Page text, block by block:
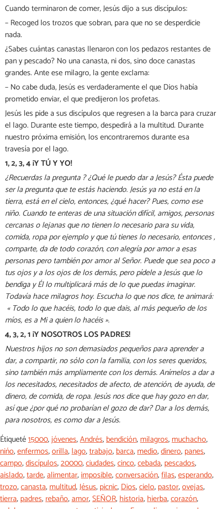
Cuando terminaron de comer, Jesús dijo a sus discípulos:
– Recoged los trozos que sobran, para que no se desperdicie
nada.
¿Sabes cuántas canastas llenaron con los pedazos restantes de
pan y pescado? No una canasta, ni dos, sino doce canastas
grandes. Ante ese milagro, la gente exclama:
– No cabe duda, Jesús es verdaderamente el que Dios había
prometido enviar, el que predijeron los profetas.
Jesús les pide a sus discípulos que regresen a la barca para cruzar
el lago. Durante este tiempo, despedirá a la multitud. Durante
nuestro próxima emisión, los encontraremos durante esa
travesía por el lago.
1, 2, 3, 4 ¡Y TÚ Y YO!
¿Recuerdas la pregunta ? ¿Qué le puedo dar a Jesús? Ésta puede
ser la pregunta que te estás haciendo. Jesús ya no está en la
tierra, está en el cielo, entonces, ¿qué hacer? Pues, como ese
niño. Cuando te enteras de una situación difícil, amigos, personas
cercanas o lejanas que no tienen lo necesario para su vida,
comida, ropa por ejemplo y que tú tienes lo necesario, entonces ,
comparte, da de todo corazón, con alegría por amor a esas
personas pero también por amor al Señor. Puede que sea poco a
tus ojos y a los ojos de los demás, pero pídele a Jesús que lo
bendiga y Él lo multiplicará más de lo que puedas imaginar.
Todavía hace milagros hoy. Escucha lo que nos dice, te animará:
« Todo lo que hacéis, todo lo que dais, al más pequeño de los
míos, es a Mi a quien lo hacéis ».
4, 3, 2, 1 ¡Y NOSOTROS LOS PADRES!
Nuestros hijos no son demasiados pequeños para aprender a
dar, a compartir, no sólo con la familia, con los seres queridos,
sino también más ampliamente con los demás. Anímelos a dar a
los necesitados, necesitados de afecto, de atención, de ayuda, de
dinero, de comida, de ropa. Jesús nos dice que hay gozo en dar,
así que ¿por qué no probarían el gozo de dar? Dar a los demás,
para nosotros, es como dar a Jesús.
Étiqueté15000,jóvenes,Andrés,bendición,milagros,muchacho,
nińo,enfermos,orilla,lago,trabajo,barca,medio,dinero,panes,
campo,discípulos,20000,ciudades,cinco,cebada,pescados,
aislado,tarde,alimentar,imposible,conversación,filas,esperando,
trozo,canasta,multitud,Jésus,picnic,Dios,cielo,pastor,ovejas,
tierra,padres,rebaño,amor,SEÑOR,historia,hierba,corazón,